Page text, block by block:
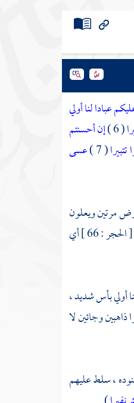
عبادا لنا أولي
( 6 )
إن أحسنتم
( 7 )
عسى
مرتين ويعلون
) [ الحجر : 66 ] أي
بأس شديد ،
وجائين لا
، سلط عليهم